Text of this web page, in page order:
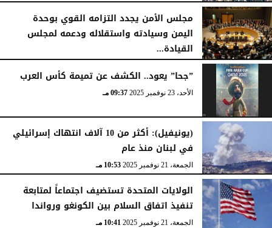
مجلس الأمن يجدد التزامه القوي بوحدة
اليمن وسيادته واستقلاله ودعمه لمجلس
القيادة...
الأربعاء، 24 ديسمبر 2025
”جحا” يعود.. الكشف عن تميمة كأس العرب
الأحد، 23 نوفمبر 2025 09:37 مـ
(يونيفيل): أكثر من 10 آلاف انتهاك إسرائيلي
في لبنان منذ عام
الجمعة، 21 نوفمبر 2025 10:53 مـ
الولايات المتحدة تستضيف اجتماعاً لمتابعة
تنفيذ اتفاق السلام بين الكونغو ورواندا
الجمعة، 21 نوفمبر 2025 10:41 مـ